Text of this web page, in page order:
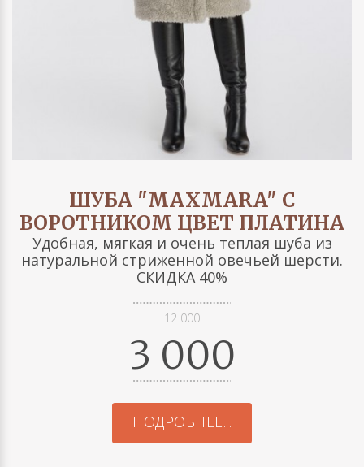
ШУБА "MAXMARA" С
ВОРОТНИКОМ ЦВЕТ ПЛАТИНА
Удобная, мягкая и очень теплая шуба из
натуральной стриженной овечьей шерсти.
СКИДКА 40%
12 000
3 000
ПОДРОБНЕЕ...